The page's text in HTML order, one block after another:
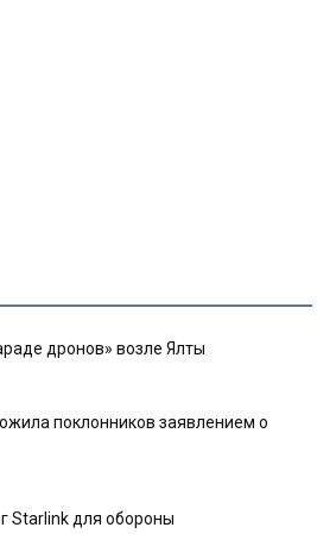
дронов» возле Ялты
поклонников заявлением о
Starlink для обороны